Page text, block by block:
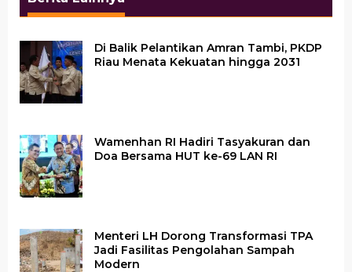
Di Balik Pelantikan Amran Tambi, PKDP
Riau Menata Kekuatan hingga 2031
Wamenhan RI Hadiri Tasyakuran dan
Doa Bersama HUT ke-69 LAN RI
Menteri LH Dorong Transformasi TPA
Jadi Fasilitas Pengolahan Sampah
Modern